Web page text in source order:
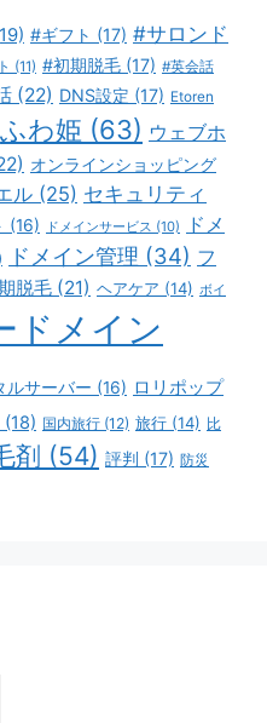
#ギフト (17) #サロンド
(11) #初期脱毛 (17) #英会話
(22) DNS設定 (17) Etoren
ふわ姫 (63) ウェブホ
オンラインショッピング
ル (25) セキュリティ
(16) ドメインサービス (10)
ドメ
ドメイン管理 (34) フ
脱毛 (21) ヘアケア (14) ボイ
ドメイン
ルサーバー (16) ロリポップ
(18) 国内旅行 (12) 旅行 (14) 比
剤 (54) 評判 (17) 防災